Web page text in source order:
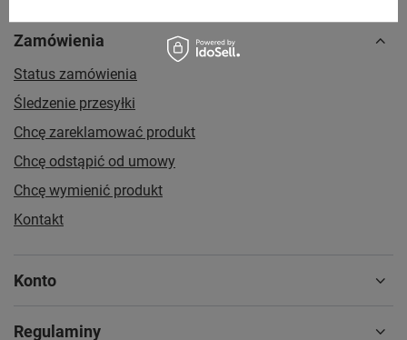
Zamówienia
Status zamówienia
Śledzenie przesyłki
Chcę zareklamować produkt
Chcę odstąpić od umowy
Chcę wymienić produkt
Kontakt
Konto
Regulaminy